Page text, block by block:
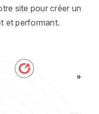
site pour créer un
et performant.